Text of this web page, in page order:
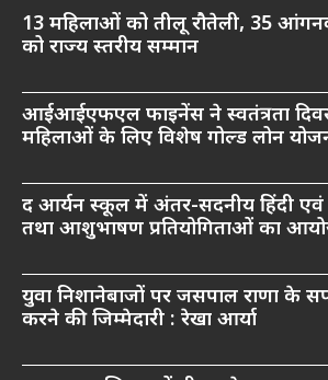
13 महिलाओं को तीलू रौतेली, 35
को राज्य स्तरीय सम्मान
आईआईएफएल फाइनेंस ने स्वतंत्रता
महिलाओं के लिए विशेष गोल्ड लोन
द आर्यन स्कूल में अंतर-सदनीय हिंदी एवं
तथा आशुभाषण प्रतियोगिताओं का
युवा निशानेबाजों पर जसपाल राणा के
करने की जिम्मेदारी : रेखा आर्या